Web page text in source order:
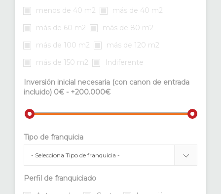
menos de 40 m2
más de 40 m2
más de 60 m2
más de 80 m2
más de 100 m2
más de 120 m2
más de 150 m2
Indiferente
Inversión inicial necesaria (con canon de entrada
incluido) 0€ - +200.000€
Tipo de franquicia
Perfil de franquiciado